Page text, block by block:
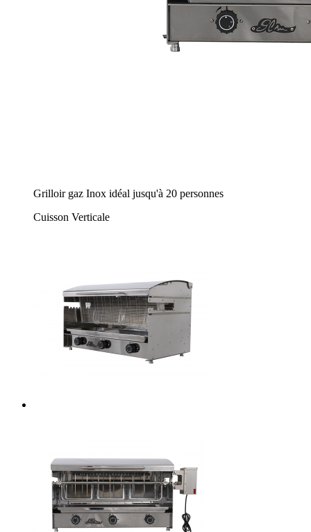
Grilloir gaz Inox idéal jusqu'à 20 personnes
Cuisson Verticale